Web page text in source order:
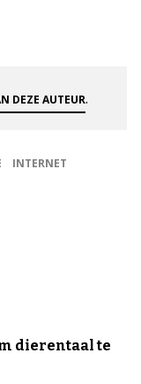
DEZE AUTEUR.
INTERNET
dierentaal te